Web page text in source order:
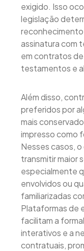
exigido. Isso
legislação
assinatura com
em contratos
testamentos e
Além disso,
preferidos por
mais
impresso como
Nesses casos,
transmitir maior
especialmente
envolvidos ou
familiarizadas
Plataformas de
facilitam a
interativos e a
contratuais,